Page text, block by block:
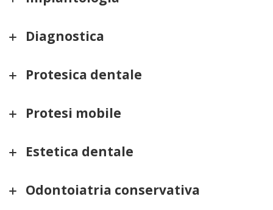
Diagnostica
Protesica dentale
Protesi mobile
Estetica dentale
Odontoiatria conservativa